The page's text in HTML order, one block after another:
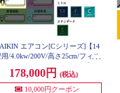
エアコン[Cシリーズ]【14
/4.0kw/200V/高さ25cm/フィル
N405ACP-W-ESET
178,000円
(税込)
10,000円クーポン